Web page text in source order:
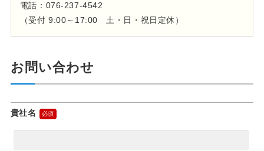
電話：076-237-4542
（受付 9:00～17:00 土・日・祝日定休）
お問い合わせ
貴社名